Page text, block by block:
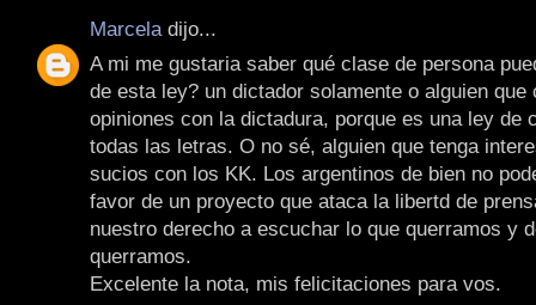
Marcela dijo...
A mi me gustaria saber qué clase de persona
de esta ley? un dictador solamente o alguien que
opiniones con la dictadura, porque es una ley de
todas las letras. O no sé, alguien que tenga
sucios con los KK. Los argentinos de bien no
favor de un proyecto que ataca la libertd de
nuestro derecho a escuchar lo que querramos y
querramos.
Excelente la nota, mis felicitaciones para vos.